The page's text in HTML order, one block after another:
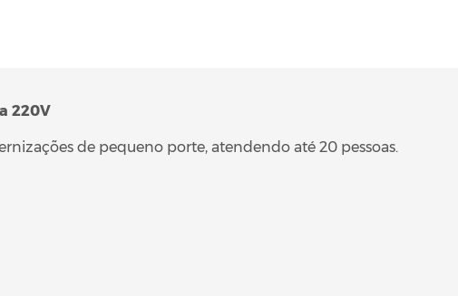
220V
de pequeno porte, atendendo até 20 pessoas.